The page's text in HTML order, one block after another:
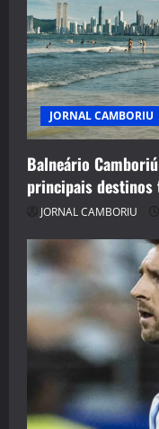
JORNAL CAMBORIU
Balneário
principais
JORNAL CAMBORIU